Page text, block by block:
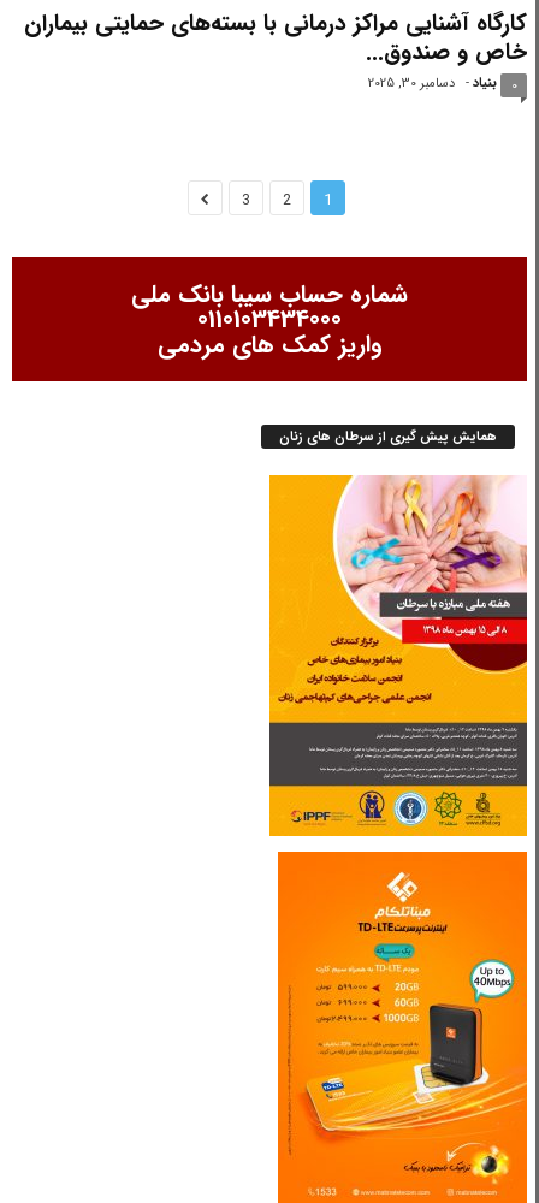
کارگاه آشنایی مراکز درمانی با بسته‌های حمایتی بیماران
خاص و صندوق...
بنیاد - دسامبر 30, 2025 0
1
2
3
شماره حساب سیبا بانک ملی
0110103434000
واریز کمک های مردمی
همایش پیش گیری از سرطان های زنان